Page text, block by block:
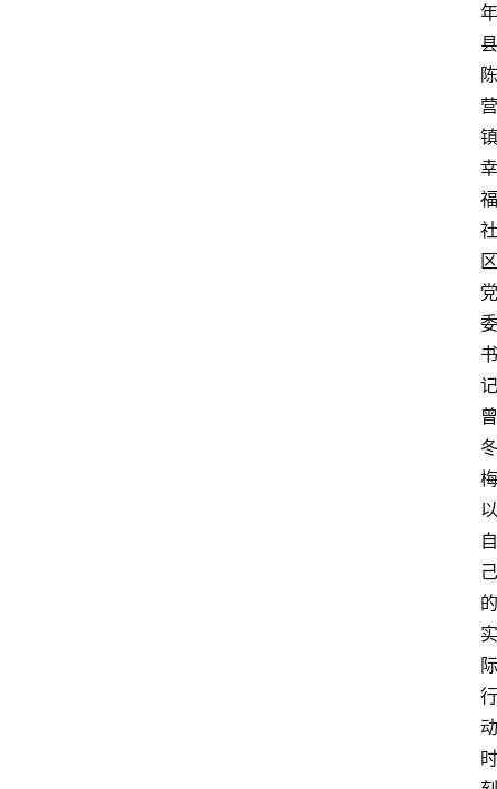
年
县
陈
营
镇
幸
福
社
区
党
委
书
记
曾
冬
梅
以
自
己
的
实
际
行
动
时